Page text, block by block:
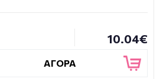
10.04€
ΑΓΟΡΑ